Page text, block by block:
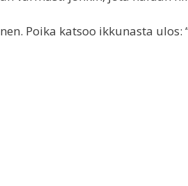
Poika katsoo ikkunasta ulos: